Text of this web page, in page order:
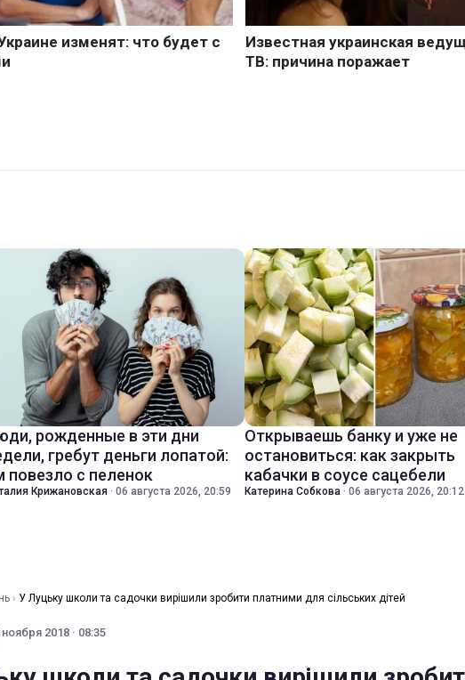
рожденные в эти дни
гребут деньги лопатой:
повезло с пеленок
Крижановская · 06 августа 2026, 20:59
Открываешь банку и уже не
остановиться: как закрыть
кабачки в соусе сацебели
Катерина Собкова · 06 августа 2026, 20:12
› У Луцьку школи та садочки вирішили зробити платними для сільських дітей
ноября 2018 · 08:35